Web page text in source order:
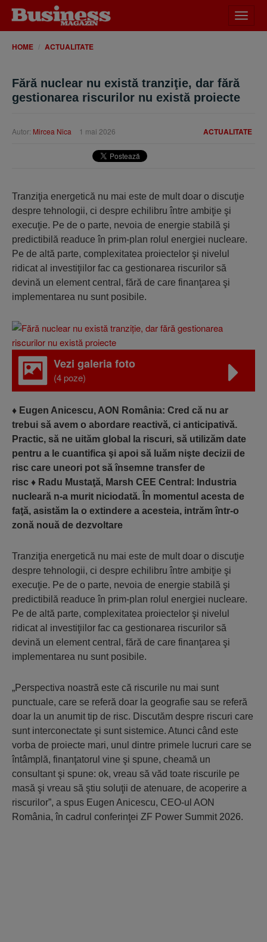
meniu
HOME ACTUALITATE
Fără nuclear nu există tranziţie, dar fără
gestionarea riscurilor nu există proiecte
ACTUALITATE
Autor: Mircea Nica 1 mai 2026
Tranziţia energetică nu mai este de mult doar o discuţie
despre tehnologii, ci despre echilibru între ambiţie şi
execuţie. Pe de o parte, nevoia de energie stabilă şi
predictibilă readuce în prim-plan rolul energiei nucleare.
Pe de altă parte, complexitatea proiectelor şi nivelul
ridicat al investiţiilor fac ca gestionarea riscurilor să
devină un element central, fără de care finanţarea şi
implementarea nu sunt posibile.
Vezi galeria foto
(4 poze)
♦ Eugen Anicescu, AON România: Cred că nu ar
trebui să avem o abordare reactivă, ci anticipativă.
Practic, să ne uităm global la riscuri, să utilizăm date
pentru a le cuantifica şi apoi să luăm nişte decizii de
risc care uneori pot să însemne transfer de
risc ♦ Radu Mustaţă, Marsh CEE Central: Industria
nucleară n-a murit niciodată. În momentul acesta de
faţă, asistăm la o extindere a acesteia, intrăm într-o
zonă nouă de dezvoltare
Tranziţia energetică nu mai este de mult doar o discuţie
despre tehnologii, ci despre echilibru între ambiţie şi
execuţie. Pe de o parte, nevoia de energie stabilă şi
predictibilă readuce în prim-plan rolul energiei nucleare.
Pe de altă parte, complexitatea proiectelor şi nivelul
ridicat al investiţiilor fac ca gestionarea riscurilor să
devină un element central, fără de care finanţarea şi
implementarea nu sunt posibile.
„Perspectiva noastră este că riscurile nu mai sunt
punctuale, care se referă doar la geografie sau se referă
doar la un anumit tip de risc. Discutăm despre riscuri care
sunt interconectate şi sunt sistemice. Atunci când este
vorba de proiecte mari, unul dintre primele lucruri care se
întâmplă, finanţatorul vine şi spune, cheamă un
consultant şi spune: ok, vreau să văd toate riscurile pe
masă şi vreau să ştiu soluţii de atenuare, de acoperire a
riscurilor”, a spus Eugen Anicescu, CEO-ul AON
România, în cadrul conferinţei ZF Power Summit 2026.